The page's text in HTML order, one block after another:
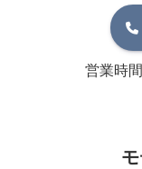
営業時